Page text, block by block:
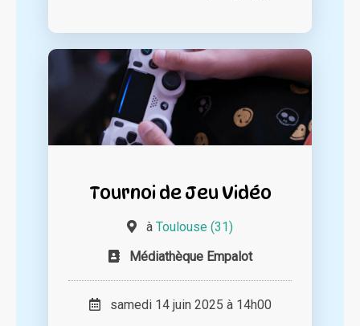
Tournoi de Jeu Vidéo
à Toulouse (31)
Médiathèque Empalot
samedi 14 juin 2025 à 14h00